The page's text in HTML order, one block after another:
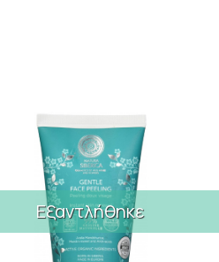
Εξαντλήθηκε